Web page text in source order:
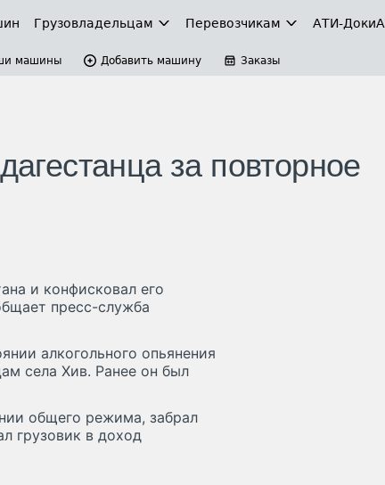
Грузовладельцам Перевозчикам АТИ-Доки
машины Добавить машину Заказы
за повторное
и конфисковал его
пресс-служба
алкогольного опьянения
села Хив. Ранее он был
общего режима, забрал
грузовик в доход